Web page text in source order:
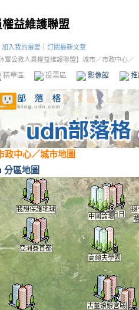
益維護聯盟
加入我的最愛
訂閱最新文章
休軍公教人員權益維護聯盟】城市／市政中心／
精華區 投票區 影像館
政中心／城市地圖
分區地圖
退
高爾夫學園
中國論壇
青天白日
亞洲賽首都
我想保護地球
古董娘娘宮殿